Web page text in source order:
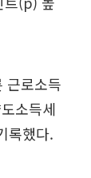
근로소득
소득세
록했다.